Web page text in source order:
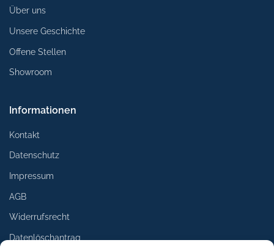
Über uns
Unsere Geschichte
Offene Stellen
Showroom
Informationen
Kontakt
Datenschutz
Impressum
AGB
Widerrufsrecht
Datenlöschantrag